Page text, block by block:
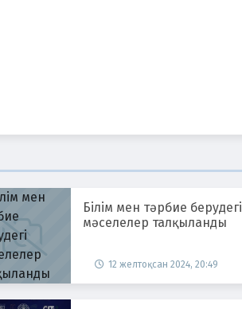
Білім мен тәрбие берудегі
мәселелер талқыланды
12 желтоқсан 2024, 20:49